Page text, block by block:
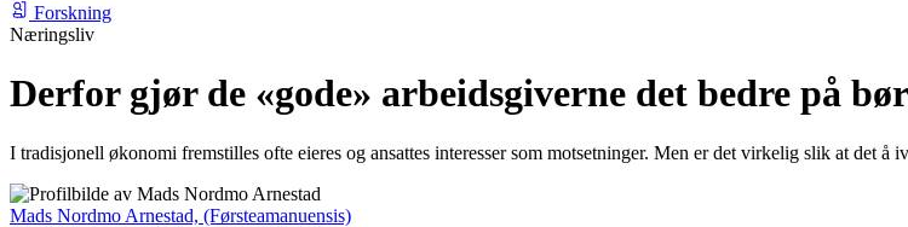
Forskning
Næringsliv
Derfor gjør de «gode» arbeidsgiverne det bedre på
I tradisjonell økonomi fremstilles ofte eieres og ansattes interesser som motsetninger. Men er det virkelig slik at det å
Mads Nordmo Arnestad, (Førsteamanuensis)